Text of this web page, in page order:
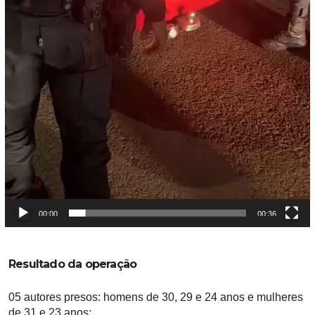
00:00 00:36
Resultado da operação
05 autores presos: homens de 30, 29 e 24 anos e mulheres
de 31 e 23 anos;